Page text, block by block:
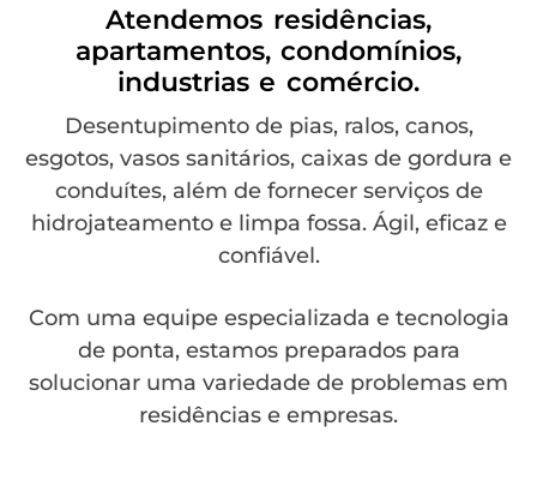
Atendemos residências,
apartamentos, condomínios,
industrias e comércio.
Desentupimento de pias, ralos, canos,
esgotos, vasos sanitários, caixas de gordura e
conduítes, além de fornecer serviços de
hidrojateamento e limpa fossa. Ágil, eficaz e
confiável.
Com uma equipe especializada e tecnologia
de ponta, estamos preparados para
solucionar uma variedade de problemas em
residências e empresas.